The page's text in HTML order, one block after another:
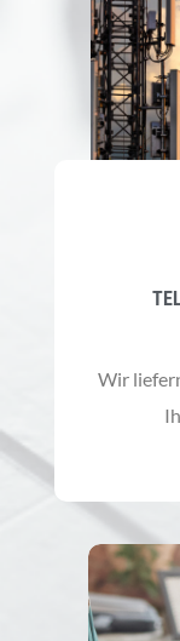
Wir